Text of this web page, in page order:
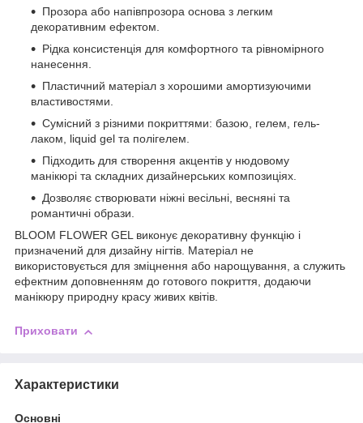
Прозора або напівпрозора основа з легким
декоративним ефектом.
Рідка консистенція для комфортного та рівномірного
нанесення.
Пластичний матеріал з хорошими амортизуючими
властивостями.
Сумісний з різними покриттями: базою, гелем, гель-
лаком, liquid gel та полігелем.
Підходить для створення акцентів у нюдовому
манікюрі та складних дизайнерських композиціях.
Дозволяє створювати ніжні весільні, весняні та
романтичні образи.
BLOOM FLOWER GEL виконує декоративну функцію і
призначений для дизайну нігтів. Матеріал не
використовується для зміцнення або нарощування, а служить
ефектним доповненням до готового покриття, додаючи
манікюру природну красу живих квітів.
Приховати
Характеристики
Основні